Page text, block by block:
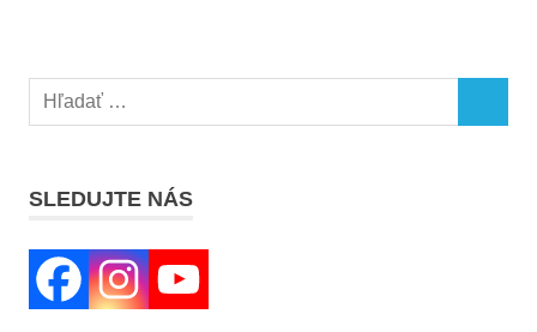
Search
SLEDUJTE NÁS